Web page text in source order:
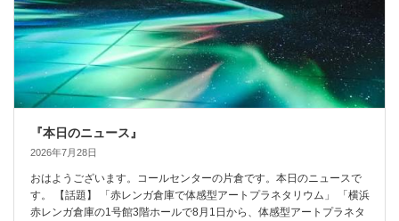
『本日のニュース』
2026年7月28日
おはようございます。コールセンターの片倉です。本日のニュースで
す。 【話題】 「赤レンガ倉庫で体感型アートプラネタリウム」 「横浜
赤レンガ倉庫の1号館3階ホールで8月1日から、体感型アートプラネタ